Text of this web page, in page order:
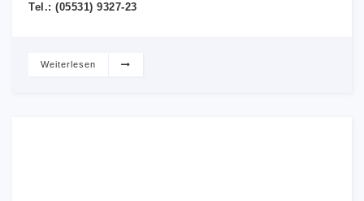
Tel.: (05531) 9327-23
Weiterlesen